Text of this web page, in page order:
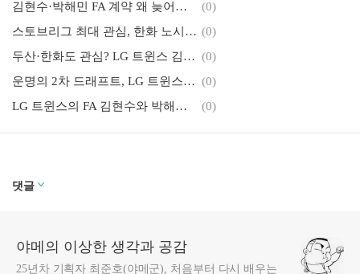
김현수·박해민 FA 계약 왜 늦어질까? LG 트윈스 협상 지연의 모든 이유
(0)
스토브리그 최대 관심, 한화 노시환 장기계약 시나리오 총정리 (0)
두산·한화도 관심? LG 트윈스 김현수·박해민 FA 상황 한눈에 보기 (0)
운명의 2차 드래프트, LG 트윈스의 보호선수 예상은? (0)
LG 트윈스의 FA 김현수와 박해민의 재계약 전망은?
(0)
댓글
야메의 이상한 생각과 공감
25년차 기획자 최준호(야메군), 처음부터 다시 배우는